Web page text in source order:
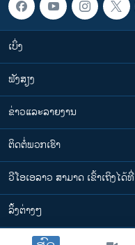
ເບິ່ງ
ຟັງສຽງ
ຂ່າວແລະລາຍງານ
ຕິດຕໍ່ພວກເຮົາ
ວີໂອເອລາວ ສາມາດ ເຂົ້າເຖິງໄດ້ທີ່
​ລິ້ງ​ຕ່າງໆ